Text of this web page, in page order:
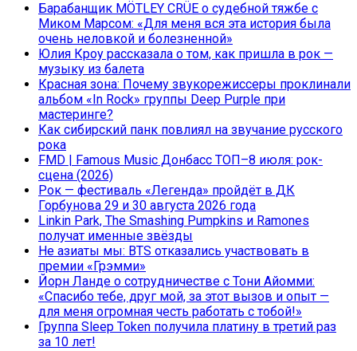
Барабанщик MÖTLEY CRÜE о судебной тяжбе с
Миком Марсом: «Для меня вся эта история была
очень неловкой и болезненной»
Юлия Кроу рассказала о том, как пришла в рок —
музыку из балета
Красная зона: Почему звукорежиссеры проклинали
альбом «In Rock» группы Deep Purple при
мастеринге?
Как сибирский панк повлиял на звучание русского
рока
FMD | Famous Music Донбасс ТОП–8 июля: рок-
сцена (2026)
Рок — фестиваль «Легенда» пройдёт в ДК
Горбунова 29 и 30 августа 2026 года
Linkin Park, The Smashing Pumpkins и Ramones
получат именные звёзды
Не азиаты мы: BTS отказались участвовать в
премии «Грэмми»
Йорн Ланде о сотрудничестве с Тони Айомми:
«Спасибо тебе, друг мой, за этот вызов и опыт —
для меня огромная честь работать с тобой!»
Группа Sleep Token получила платину в третий раз
за 10 лет!